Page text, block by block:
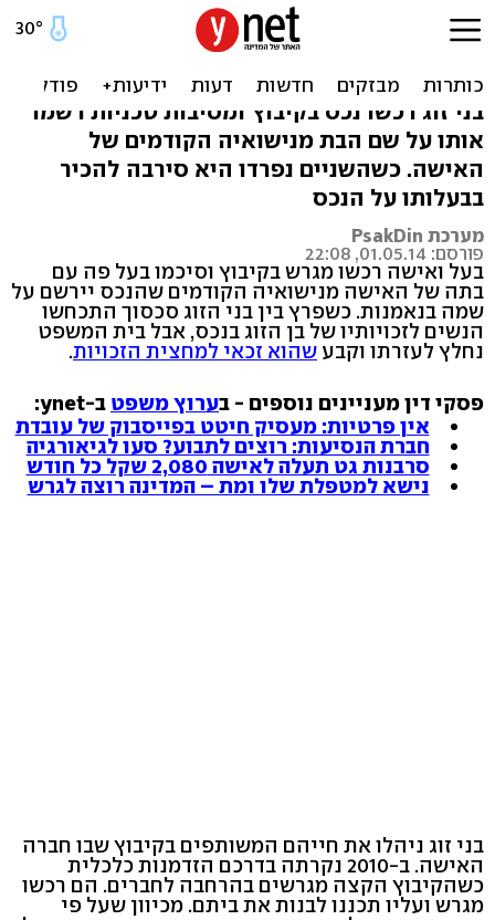
כך ניסו אם ובתה לגזול
מהגרוש מגרש בקיבוץ
בני זוג רכשו נכס בקיבוץ ומסיבות טכניות רשמו
אותו על שם הבת מנישואיה הקודמים של
האישה. כשהשניים נפרדו היא סירבה להכיר
בבעלותו על הנכס
מערכת PsakDin
פורסם: 01.05.14, 22:08
בעל ואישה רכשו מגרש בקיבוץ וסיכמו בעל פה עם
בתה של האישה מנישואיה הקודמים שהנכס יירשם על
שמה בנאמנות. כשפרץ בין בני הזוג סכסוך התכחשו
הנשים לזכויותיו של בן הזוג בנכס, אבל בית המשפט
נחלץ לעזרתו וקבע שהוא זכאי למחצית הזכויות.
פסקי דין מעניינים נוספים - בערוץ משפט ב-ynet:
אין פרטיות: מעסיק חיטט בפייסבוק של עובדת
חברת הנסיעות: רוצים לתבוע? סעו לגיאורגיה
סרבנות גט תעלה לאישה 2,080 שקל כל חודש
נישא למטפלת שלו ומת – המדינה רוצה לגרש
בני זוג ניהלו את חייהם המשותפים בקיבוץ שבו חברה
האישה. ב-2010 נקרתה בדרכם הזדמנות כלכלית
כשהקיבוץ הקצה מגרשים בהרחבה לחברים. הם רכשו
מגרש ועליו תכננו לבנות את ביתם. מכיוון שעל פי